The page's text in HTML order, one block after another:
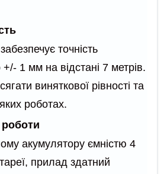
точність
1 мм на відстані 7 метрів.
виняткової рівності та
роботах.
акумулятору ємністю 4
прилад здатний